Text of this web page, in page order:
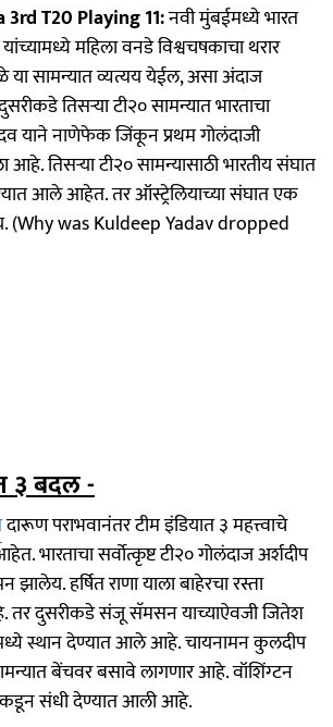
T20 Playing 11:नवी मुंबईमध्ये भारत
महिला वनडे विश्वचषकाचा थरार
सामन्यात व्यत्यय येईल, असा अंदाज
तिसऱ्या टी२० सामन्यात भारताचा
याने नाणेफेक जिंकून प्रथम गोलंदाजी
आहे. तिसऱ्या टी२० सामन्यासाठी भारतीय संघात
आले आहेत. तर ऑस्ट्रेलियाच्या संघात एक
(Why was Kuldeep Yadav dropped
३ बदल -
दारूण पराभवानंतर टीम इंडियात ३ महत्त्वाचे
सर्वोत्कृष्ट टी२० गोलंदाज अर्शदीप
हर्षित राणा याला बाहेरचा रस्ता
दुसरीकडे संजू सॅमसन याच्याऐवजी जितेश
स्थान देण्यात आले आहे. चायनामन कुलदीप
बेंचवर बसावे लागणार आहे. वॉशिंग्टन
संधी देण्यात आली आहे.